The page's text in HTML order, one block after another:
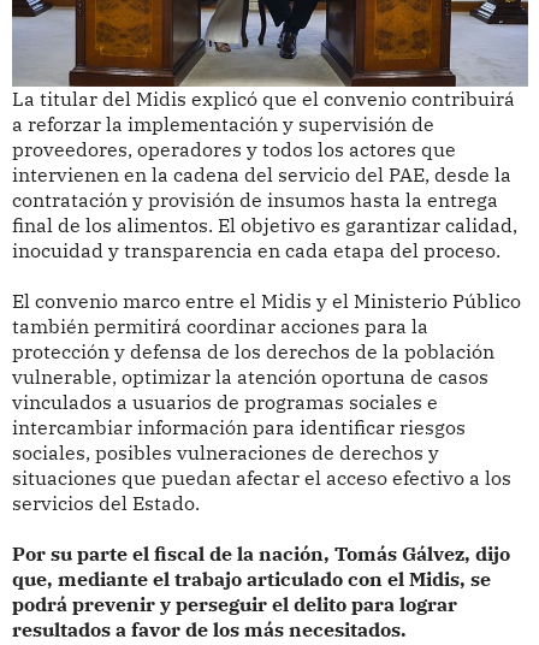
La titular del Midis explicó que el convenio contribuirá
a reforzar la implementación y supervisión de
proveedores, operadores y todos los actores que
intervienen en la cadena del servicio del PAE, desde la
contratación y provisión de insumos hasta la entrega
final de los alimentos. El objetivo es garantizar calidad,
inocuidad y transparencia en cada etapa del proceso.
El convenio marco entre el Midis y el Ministerio Público
también permitirá coordinar acciones para la
protección y defensa de los derechos de la población
vulnerable, optimizar la atención oportuna de casos
vinculados a usuarios de programas sociales e
intercambiar información para identificar riesgos
sociales, posibles vulneraciones de derechos y
situaciones que puedan afectar el acceso efectivo a los
servicios del Estado.
Por su parte el fiscal de la nación, Tomás Gálvez, dijo
que, mediante el trabajo articulado con el Midis, se
podrá prevenir y perseguir el delito para lograr
resultados a favor de los más necesitados.